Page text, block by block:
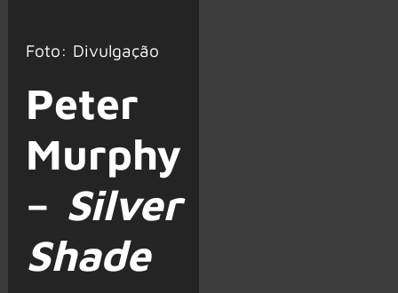
Foto: Divulgação
Peter
Murphy
– Silver
Shade